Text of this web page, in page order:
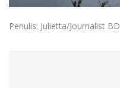
Penulis: Julietta/Journalist BD